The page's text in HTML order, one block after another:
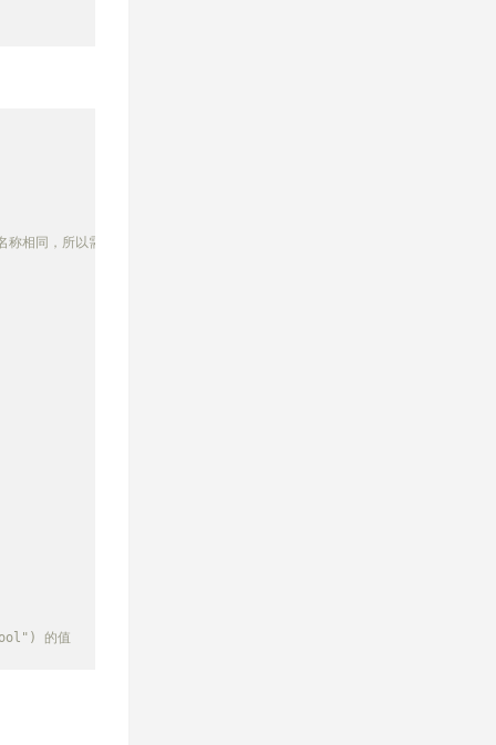
同，所以需要传默认值，根据默认值的类型来推断使用的是哪个函数
的值